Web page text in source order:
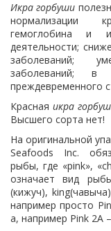
Икра горбуши
нормализации
гемоглобина и
деятельности;
заболеваний;
заболеваний;
преждевременного
Красная икра
Высшего сорта нет!
На оригинальной
Seafoods Inc.
рыбы, где «pink»,
означает вид
(кижуч),
например просто
а, например Рink 2А